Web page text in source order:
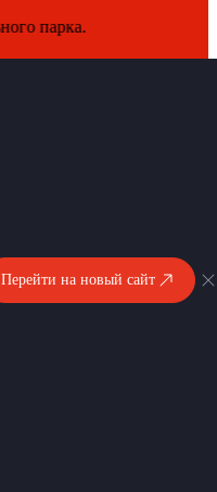
Перейти на новый сайт